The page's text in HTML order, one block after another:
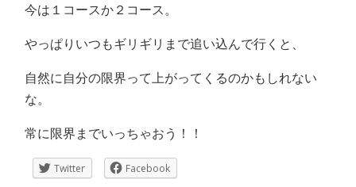
今は１コースか２コース。
やっぱりいつもギリギリまで追い込んで行くと、
自然に自分の限界って上がってくるのかもしれない
な。
常に限界までいっちゃおう！！
Twitter Facebook